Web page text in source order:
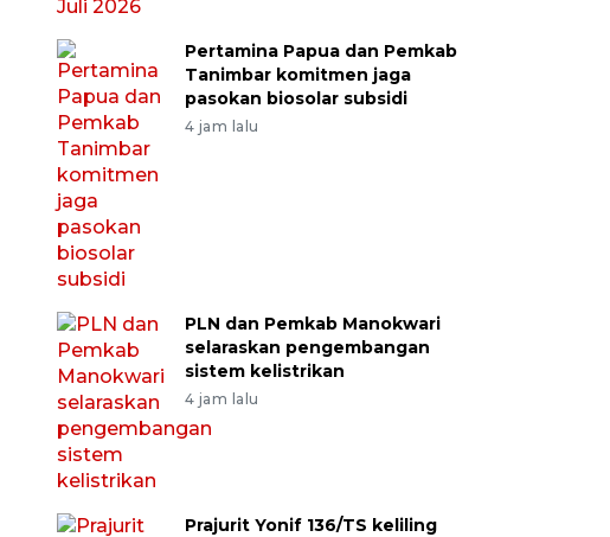
Pertamina Papua dan Pemkab
Tanimbar komitmen jaga
pasokan biosolar subsidi
4 jam lalu
PLN dan Pemkab Manokwari
selaraskan pengembangan
sistem kelistrikan
4 jam lalu
Prajurit Yonif 136/TS keliling